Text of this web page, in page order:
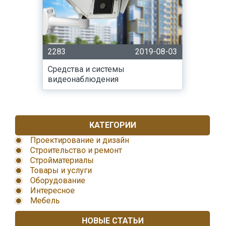
2283
2019-08-03
Средства и системы
видеонаблюдения
КАТЕГОРИИ
Проектирование и дизайн
Строительство и ремонт
Стройматериалы
Товары и услуги
Оборудование
Интересное
Мебель
НОВЫЕ СТАТЬИ